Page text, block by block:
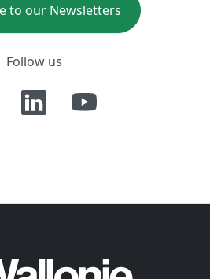
to our Newsletters
Follow us